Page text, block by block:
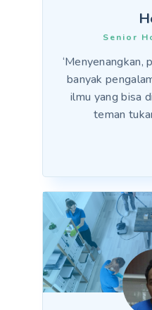
Senior
‘Menyenangkan,
banyak
ilmu yang bisa
teman